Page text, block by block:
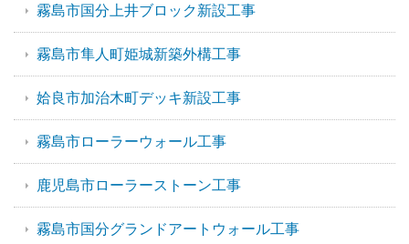
霧島市国分上井ブロック新設工事
霧島市隼人町姫城新築外構工事
姶良市加治木町デッキ新設工事
霧島市ローラーウォール工事
鹿児島市ローラーストーン工事
霧島市国分グランドアートウォール工事